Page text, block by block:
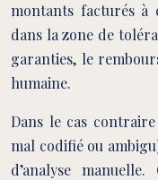
montants facturés à
dans la zone de
garanties, le
humaine.
Dans le cas
mal codifié ou
d’analyse